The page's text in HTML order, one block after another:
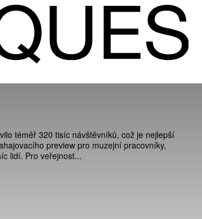
téměř 320 tisíc návštěvníků, což je nejlepší
preview pro muzejní pracovníky,
lidí. Pro veřejnost...